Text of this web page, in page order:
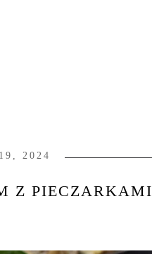
2024
Z PIECZARKAMI